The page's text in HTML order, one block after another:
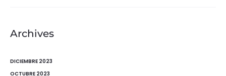
Archives
DICIEMBRE 2023
OCTUBRE 2023